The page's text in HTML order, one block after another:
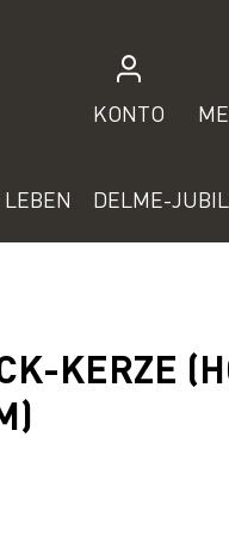
KONTO
DELME-
KERZE